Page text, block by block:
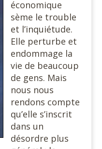
économique
sème le trouble
et l’inquiétude.
Elle perturbe et
endommage la
vie de beaucoup
de gens. Mais
nous nous
rendons compte
qu’elle s’inscrit
dans un
désordre plus